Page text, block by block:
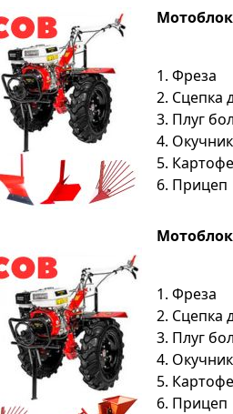
1. Фреза
2. Сцепка
3. Плуг
4. Окучник
5.
6. Прицеп
1. Фреза
2. Сцепка
3. Плуг
4. Окучник
5.
6. Прицеп